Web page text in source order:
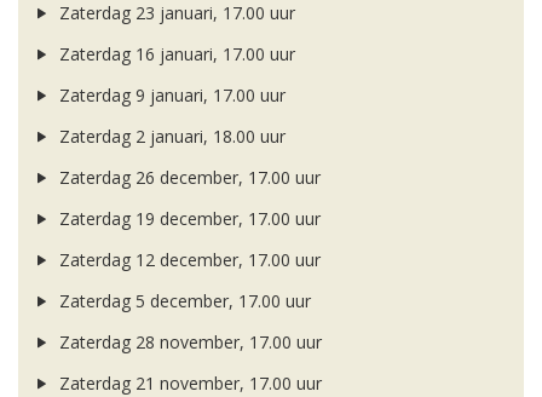
Zaterdag 23 januari, 17.00 uur
Zaterdag 16 januari, 17.00 uur
Zaterdag 9 januari, 17.00 uur
Zaterdag 2 januari, 18.00 uur
Zaterdag 26 december, 17.00 uur
Zaterdag 19 december, 17.00 uur
Zaterdag 12 december, 17.00 uur
Zaterdag 5 december, 17.00 uur
Zaterdag 28 november, 17.00 uur
Zaterdag 21 november, 17.00 uur